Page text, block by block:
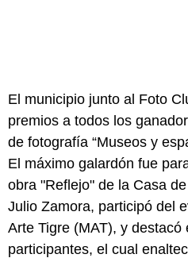
El municipio junto al Foto
premios a todos los
de fotografía “Museos y
El máximo galardón fue
obra "Reflejo" de la Casa
Julio Zamora, participó del
Arte Tigre (MAT), y destacó
participantes, el cual